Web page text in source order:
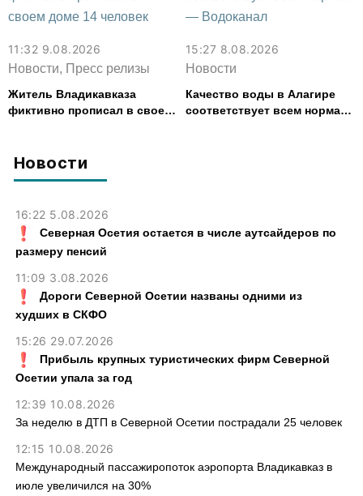
Новости
16:22 5.08.2026
Северная Осетия остается в числе аутсайдеров по
размеру пенсий
11:09 3.08.2026
Дороги Северной Осетии названы одними из
худших в СКФО
15:26 29.07.2026
Прибыль крупных туристических фирм Северной
Осетии упала за год
12:39 10.08.2026
За неделю в ДТП в Северной Осетии пострадали 25 человек
12:15 10.08.2026
Международный пассажиропоток аэропорта Владикавказ в
июле увеличился на 30%
11:32 9.08.2026
Новости, Пресс релизы
Житель Владикавказа
фиктивно прописал в своем
15:27 8.08.2026
Новости
Качество воды в Алагире
соответствует всем нормам